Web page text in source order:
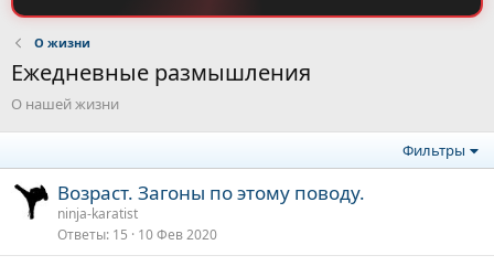
О жизни
Ежедневные размышления
О нашей жизни
Фильтры
Возраст. Загоны по этому поводу.
ninja-karatist
Ответы 15 10 Фев 2020